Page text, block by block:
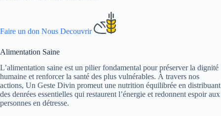
Faire un don Nous Decouvrir
Alimentation Saine
L’alimentation saine est un pilier fondamental pour préserver la dignité
humaine et renforcer la santé des plus vulnérables. À travers nos
actions, Un Geste Divin promeut une nutrition équilibrée en distribuant
des denrées essentielles qui restaurent l’énergie et redonnent espoir aux
personnes en détresse.